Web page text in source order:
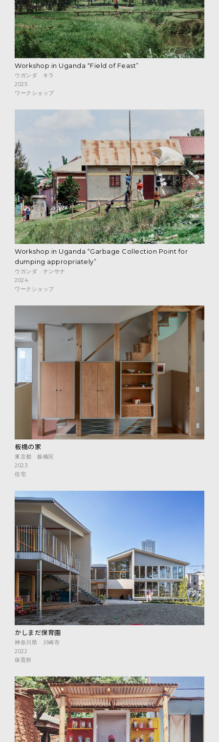
Workshop in Uganda “Field of Feast”
ウガンダ キラ
2025
ワークショップ
Workshop in Uganda “Garbage Collection Point for
dumping appropriately”
ウガンダ ナンサナ
2024
ワークショップ
板橋の家
東京都 板橋区
2023
住宅
かしまだ保育園
神奈川県 川崎市
2022
保育所